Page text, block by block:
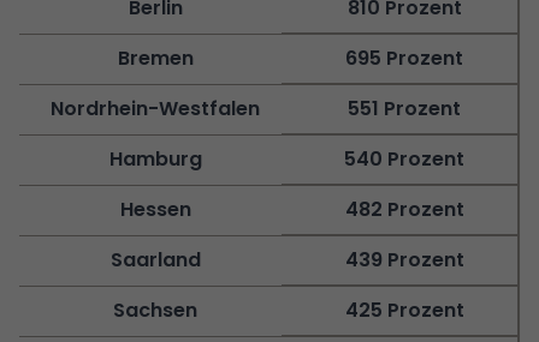
Berlin
810 Prozent
Bremen
695 Prozent
Nordrhein-Westfalen
551 Prozent
Hamburg
540 Prozent
Hessen
482 Prozent
Saarland
439 Prozent
Sachsen
425 Prozent